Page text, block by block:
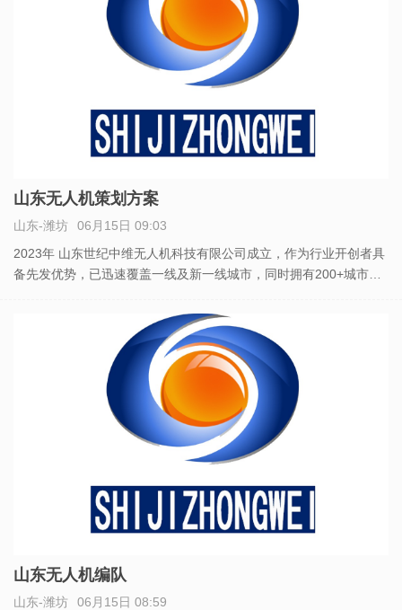
山东无人机策划方案
山东-潍坊
06月15日 09:03
2023年 山东世纪中维无人机科技有限公司成立，作为行业开创者具
备先发优势，已迅速覆盖一线及新一线城市，同时拥有200+城市核
空中耀眼的科技宣发平台。除了空域编队表演，无人机集群控制
山东无人机编队
山东-潍坊
06月15日 08:59